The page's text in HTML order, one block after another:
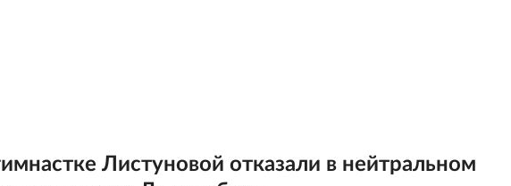
Листуновой отказали в нейтральном